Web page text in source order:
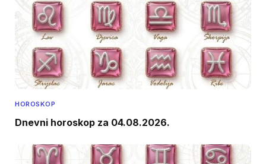
HOROSKOP
Dnevni horoskop za 04.08.2026.